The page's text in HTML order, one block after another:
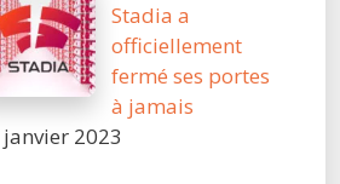
Stadia a
officiellement
fermé ses portes
à jamais
2023